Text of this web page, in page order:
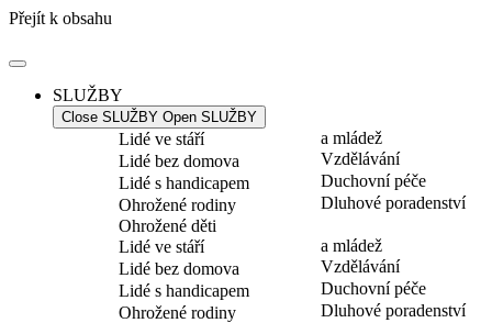
Přejít k obsahu
SLUŽBY
Close SLUŽBY Open SLUŽBY
Lidé ve stáří
Lidé bez domova
Lidé s handicapem
Ohrožené rodiny
Ohrožené děti
a mládež
Vzdělávání
Duchovní péče
Dluhové poradenství
Lidé ve stáří
Lidé bez domova
Lidé s handicapem
Ohrožené rodiny
a mládež
Vzdělávání
Duchovní péče
Dluhové poradenství